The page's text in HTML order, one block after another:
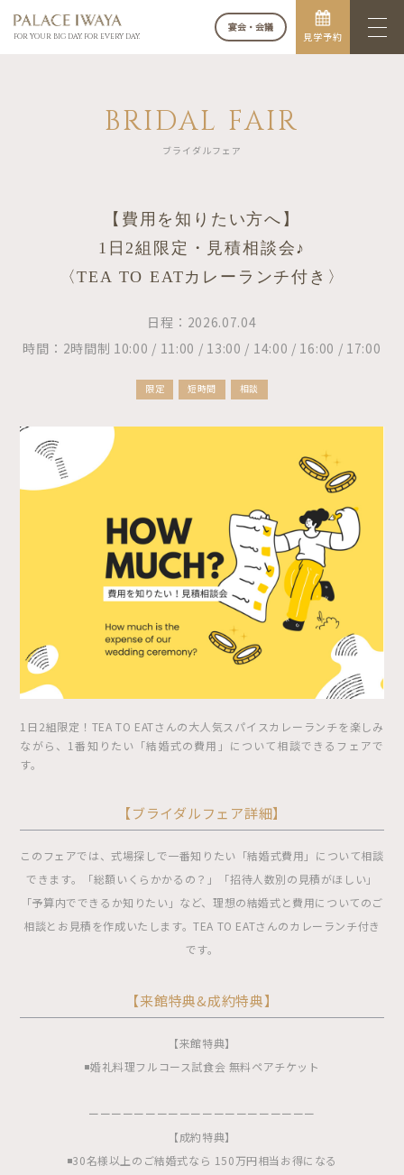
FOR YOUR BIG DAY. FOR EVERY DAY.
宴会・会議
見学予約
BRIDAL FAIR
ブライダルフェア
【費用を知りたい方へ】
1日2組限定・見積相談会♪
〈TEA TO EATカレーランチ付き〉
日程：2026.07.04
時間：2時間制 10:00 / 11:00 / 13:00 / 14:00 / 16:00 / 17:00
限定 短時間 相談
1日2組限定！TEA TO EATさんの大人気スパイスカレーランチを楽しみ
ながら、1番知りたい「結婚式の費用」について相談できるフェアで
す。
【ブライダルフェア詳細】
このフェアでは、式場探しで一番知りたい「結婚式費用」について相談
できます。「総額いくらかかるの？」「招待人数別の見積がほしい」
「予算内でできるか知りたい」など、理想の結婚式と費用についてのご
相談とお見積を作成いたします。TEA TO EATさんのカレーランチ付き
です。
【来館特典&成約特典】
【来館特典】
◾️婚礼料理フルコース試食会 無料ペアチケット
ーーーーーーーーーーーーーーーーーーーー
【成約特典】
◾️30名様以上のご結婚式なら 150万円相当お得になる